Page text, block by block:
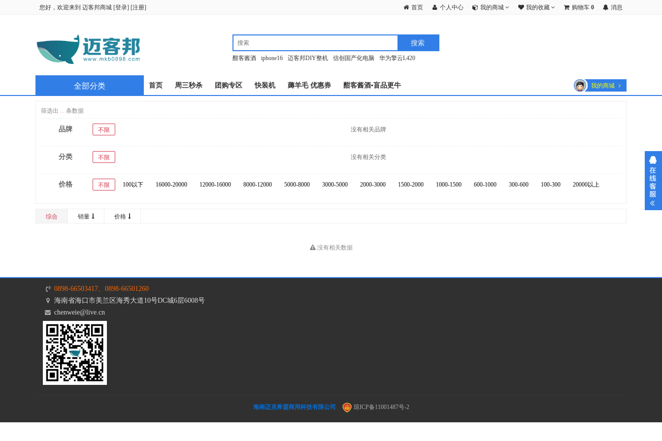
您好，欢迎来到 迈客邦商城 [登录] [注册] 首页 个人中心 我的商城 我的收藏 购物车 0 消息
酣客酱酒 iphone16 迈客邦DIY整机 信创国产化电脑 华为擎云L420
首页 周三秒杀 团购专区 快装机 薅羊毛 优惠券 酣客酱酒▪盲品更牛 我的商城
全部分类
筛选出 ... 条数据
品牌 不限 没有相关品牌
分类 不限 没有相关分类
价格 不限 100以下 16000-20000 12000-16000 8000-12000 5000-8000 3000-5000 2000-3000 1500-2000 1000-1500 600-1000 300-600 100-300 20000以上
综合 销量 价格
没有相关数据
0898-66503417、0898-66501260
海南省海口市美兰区海秀大道10号DC城6层6008号
chenweie@live.cn
海南迈克希盟商用科技有限公司 琼ICP备11001487号-2